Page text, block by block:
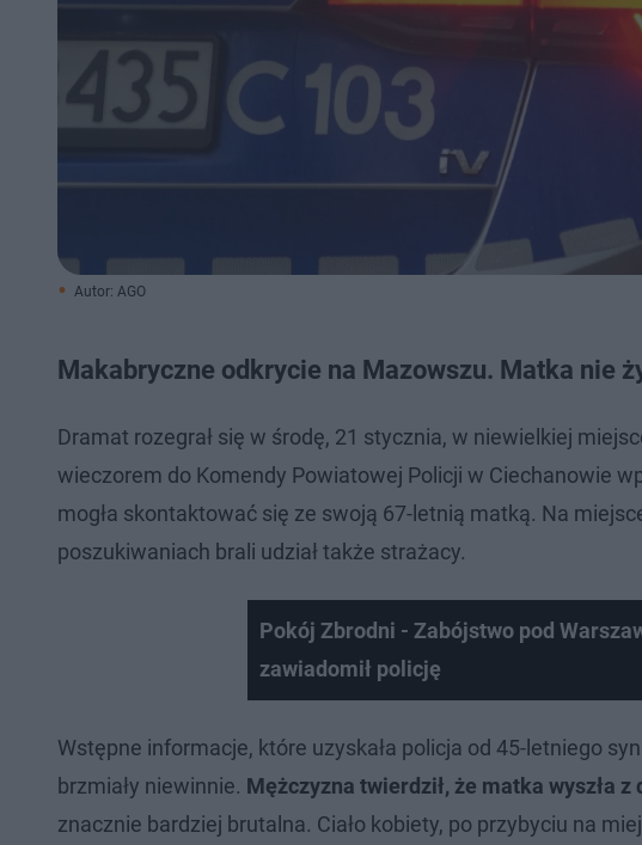
Autor: AGO
Makabryczne odkrycie na Mazowszu. Matka nie
Dramat rozegrał się w środę, 21 stycznia, w niewielkiej
wieczorem do Komendy Powiatowej Policji w Ciechanowie
mogła skontaktować się ze swoją 67-letnią matką. Na
poszukiwaniach brali udział także strażacy.
Pokój Zbrodni - Zabójstwo pod
zawiadomił policję
Wstępne informacje, które uzyskała policja od 45-letniego
brzmiały niewinnie. Mężczyzna twierdził, że matka wyszła z
znacznie bardziej brutalna. Ciało kobiety, po przybyciu na